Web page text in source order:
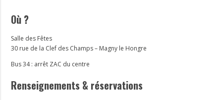
Où ?
Salle des Fêtes
30 rue de la Clef des Champs – Magny le Hongre
Bus 34 : arrêt ZAC du centre
Renseignements & réservations